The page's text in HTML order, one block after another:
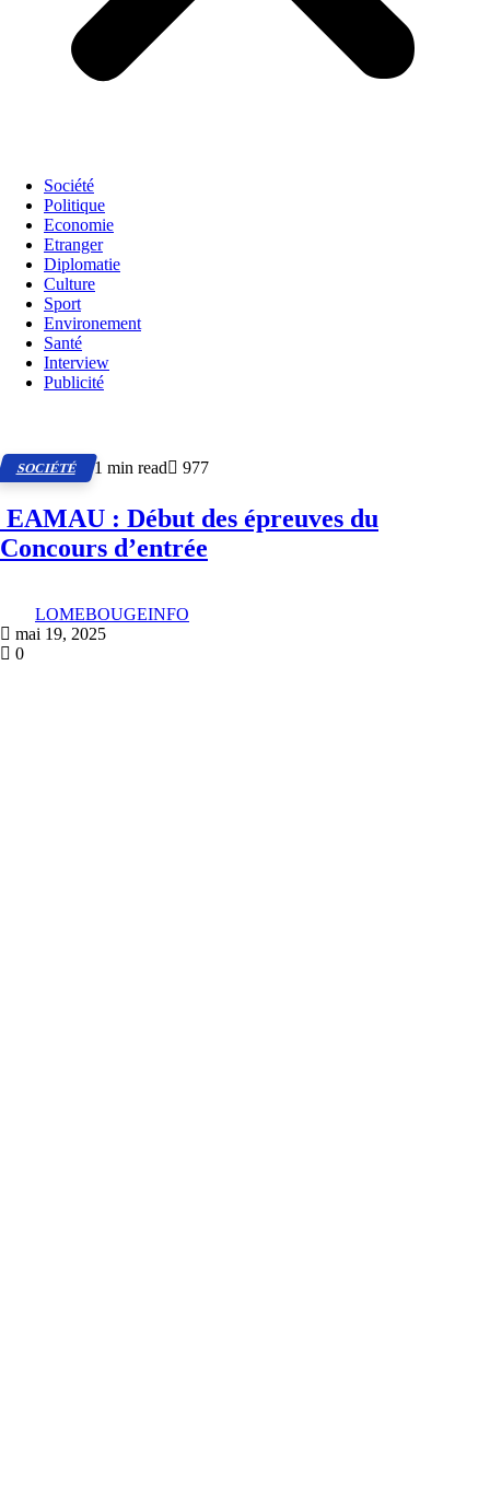
Société
Politique
Economie
Etranger
Diplomatie
Culture
Sport
Environement
Santé
Interview
Publicité
SOCIÉTÉ 1 min read 977
EAMAU : Début des épreuves du
Concours d’entrée
LOMEBOUGEINFO
mai 19, 2025
0